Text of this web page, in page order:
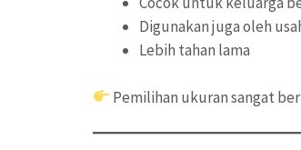
Digunakan juga oleh
Lebih tahan lama
Pemilihan ukuran sangat